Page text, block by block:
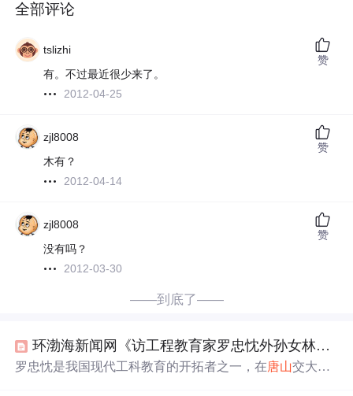
全部评论
tslizhi
有。不过最近很少来了。
2012-04-25
赞
zjl8008
木有？
2012-04-14
赞
zjl8008
没有吗？
2012-03-30
赞
——到底了——
环渤海新闻网《访工程教育家罗忠忱外孙女林霞》
罗忠忱是我国现代工科教育的开拓者之一，在唐山交大任